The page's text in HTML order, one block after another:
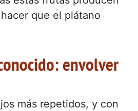
que el plátano
envolver
más repetidos, y con